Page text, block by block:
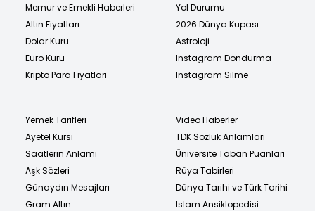
Memur ve Emekli Haberleri
Altın Fiyatları
Dolar Kuru
Euro Kuru
Kripto Para Fiyatları
Yol Durumu
2026 Dünya Kupası
Astroloji
Instagram Dondurma
Instagram Silme
Yemek Tarifleri
Ayetel Kürsi
Saatlerin Anlamı
Aşk Sözleri
Günaydın Mesajları
Gram Altın
Video Haberler
TDK Sözlük Anlamları
Üniversite Taban Puanları
Rüya Tabirleri
Dünya Tarihi ve Türk Tarihi
İslam Ansiklopedisi